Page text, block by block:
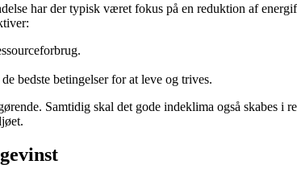
har der typisk været fokus på en reduktion af
bedste betingelser for at leve og trives.
Samtidig skal det gode indeklima også skabes i